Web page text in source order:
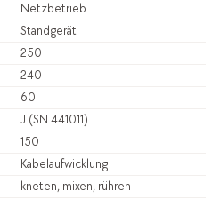
Netzbetrieb
Standgerät
250
240
60
J (SN 441011)
150
Kabelaufwicklung
kneten, mixen, rühren